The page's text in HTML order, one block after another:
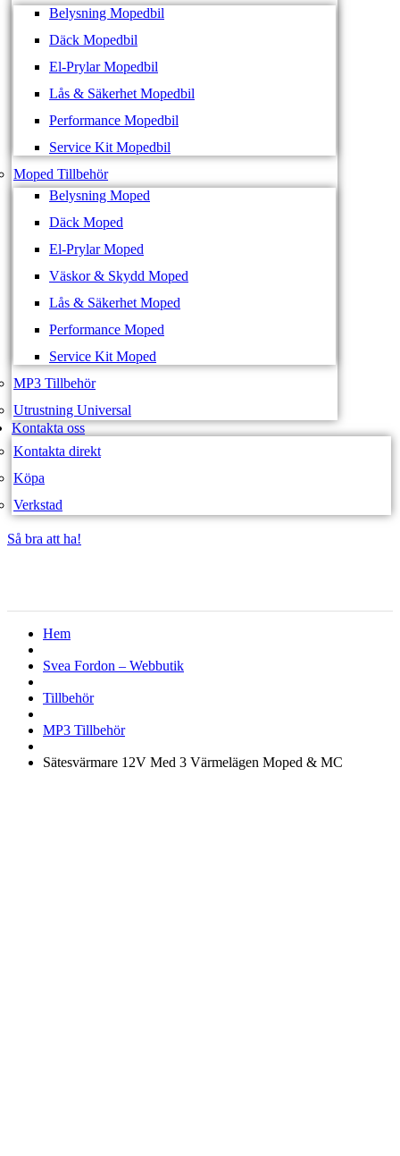
Belysning Mopedbil
Däck Mopedbil
El-Prylar Mopedbil
Lås & Säkerhet Mopedbil
Performance Mopedbil
Service Kit Mopedbil
Moped Tillbehör
Belysning Moped
Däck Moped
El-Prylar Moped
Väskor & Skydd Moped
Lås & Säkerhet Moped
Performance Moped
Service Kit Moped
MP3 Tillbehör
Utrustning Universal
Kontakta oss
Kontakta direkt
Köpa
Verkstad
Så bra att ha!
Hem
Svea Fordon – Webbutik
Tillbehör
MP3 Tillbehör
Sätesvärmare 12V Med 3 Värmelägen Moped & MC